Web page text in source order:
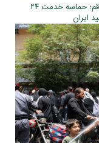
گزارش تصویری ۵ /میزبانی کریمانه در سایه خورشید قم؛ حماسه خدمت ۲۴
ایران